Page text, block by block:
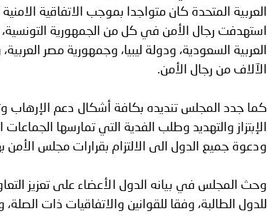
العربية المتحدة كان متواجدا بموجب الاتفاقية
استهدفت رجال الأمن في كل من الجمهورية التونسية،
العربية السعودية، ودولة ليبيا، وجمهورية مصر
الآلاف من رجال الأمن.
كما جدد المجلس تنديده بكافة أشكال دعم الإرهاب
الإبتزاز والتهديد وطلب الفدية التي تمارسها
ودعوة جميع الدول الى الالتزام بقرارات مجلس الأمن
وحث المجلس في بيانه الدول الأعضاء على تعزيز
للدول الطالبة، وفقا للقوانين والاتفاقيات ذات